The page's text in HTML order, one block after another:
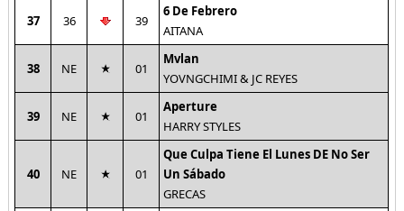
37 36 39
6 De Febrero
AITANA
38 NE 01
Mvlan
YOVNGCHIMI & JC REYES
39 NE 01
Aperture
HARRY STYLES
40 NE 01
Que Culpa Tiene El Lunes DE No Ser
Un Sábado
GRECAS